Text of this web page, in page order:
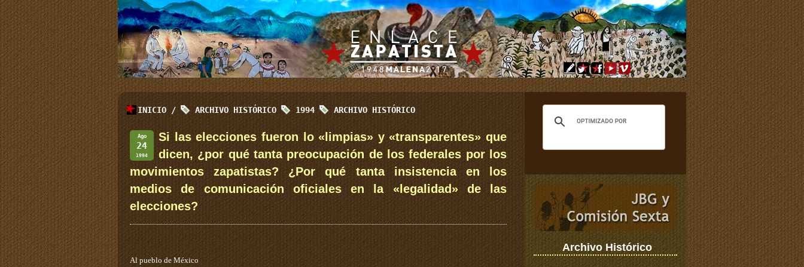
INICIO / ARCHIVO HISTÓRICO 1994 ARCHIVO HISTÓRICO
Ago
24
1994
Si las elecciones fueron lo «limpias» y «transparentes» que
dicen, ¿por qué tanta preocupación de los federales por los
movimientos zapatistas? ¿Por qué tanta insistencia en los
medios de comunicación oficiales en la «legalidad» de las
elecciones?
Al pueblo de México
Archivo Histórico